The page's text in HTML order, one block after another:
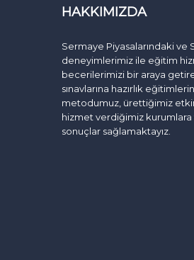
HAKKIMIZDA
Sermaye Piyasalarındaki ve
deneyimlerimiz ile eğitim
becerilerimizi bir araya
sınavlarına hazırlık
metodumuz, ürettiğimiz
hizmet verdiğimiz kurumlara
sonuçlar sağlamaktayız.